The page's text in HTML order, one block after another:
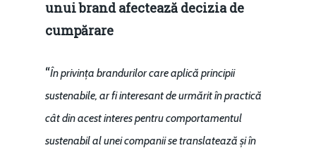
unui brand afectează decizia de
cumpărare
“În privința brandurilor care aplică principii
sustenabile, ar fi interesant de urmărit în practică
cât din acest interes pentru comportamentul
sustenabil al unei companii se translatează și în
Martie 2015